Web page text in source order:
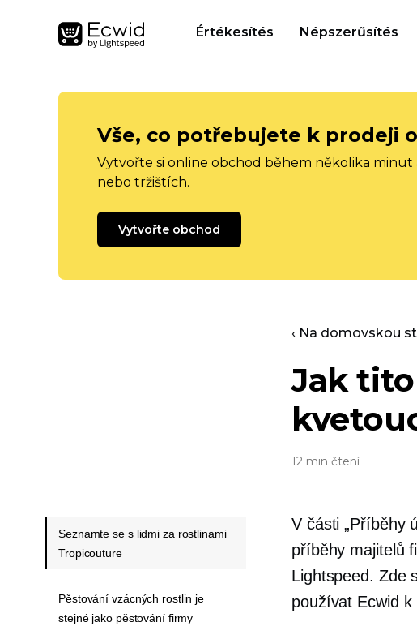
Értékesítés Népszerűsítés
Vše, co potřebujete k prodeji
Vytvořte si online obchod během několika
nebo tržištích.
Vytvořte obchod
‹ Na domovskou
Jak
12 min čtení
V části „Příběhy
příběhy majitelů
Lightspeed. Zde
používat Ecwid
Seznamte se s lidmi za rostlinami
Tropicouture
Pěstování vzácných rostlin je
stejné jako pěstování firmy